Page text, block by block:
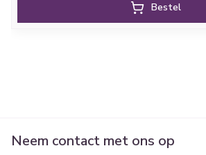
Bestel
Neem contact met ons op